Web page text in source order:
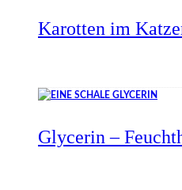
Karotten im
Glycerin –